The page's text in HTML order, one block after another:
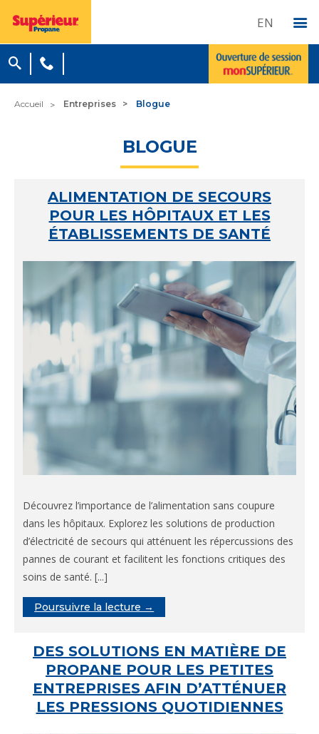
EN
Accueil Entreprises Blogue
BLOGUE
ALIMENTATION DE SECOURS
POUR LES HÔPITAUX ET LES
ÉTABLISSEMENTS DE SANTÉ
Découvrez l’importance de l’alimentation sans coupure
dans les hôpitaux. Explorez les solutions de production
d’électricité de secours qui atténuent les répercussions des
pannes de courant et facilitent les fonctions critiques des
soins de santé. [...]
Poursuivre la lecture →
DES SOLUTIONS EN MATIÈRE DE
PROPANE POUR LES PETITES
ENTREPRISES AFIN D’ATTÉNUER
LES PRESSIONS QUOTIDIENNES